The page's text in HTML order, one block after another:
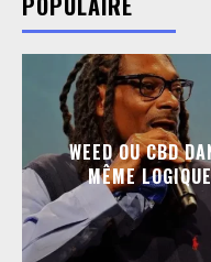
WEED OU CBD
MÊME